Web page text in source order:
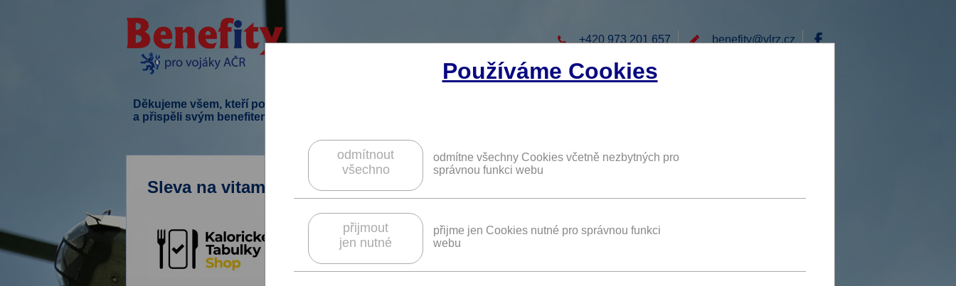
+420 973 201 657 benefity@vlrz.cz
Děkujeme všem, kteří podpořili tento projekt
a přispěli svým benefitem.
Používáme Cookies
odmítnout
všechno
odmítne všechny Cookies včetně nezbytných pro
správnou funkci webu
přijmout
jen nutné
přijme jen Cookies nutné pro správnou funkci
webu
Sleva na vitamíny, minerály a probiotika Kalorické Tabulky.
Platnost není časově omezena.